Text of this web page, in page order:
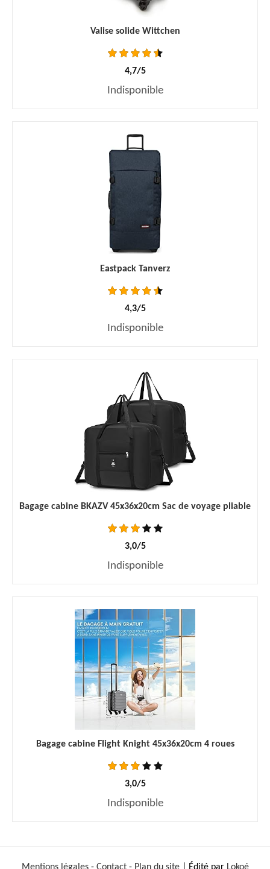
Valise solide Wittchen
4,7/5
Indisponible
Eastpack Tanverz
4,3/5
Indisponible
Bagage cabine BKAZV 45x36x20cm Sac de voyage pliable
3,0/5
Indisponible
Bagage cabine Flight Knight 45x36x20cm 4 roues
3,0/5
Indisponible